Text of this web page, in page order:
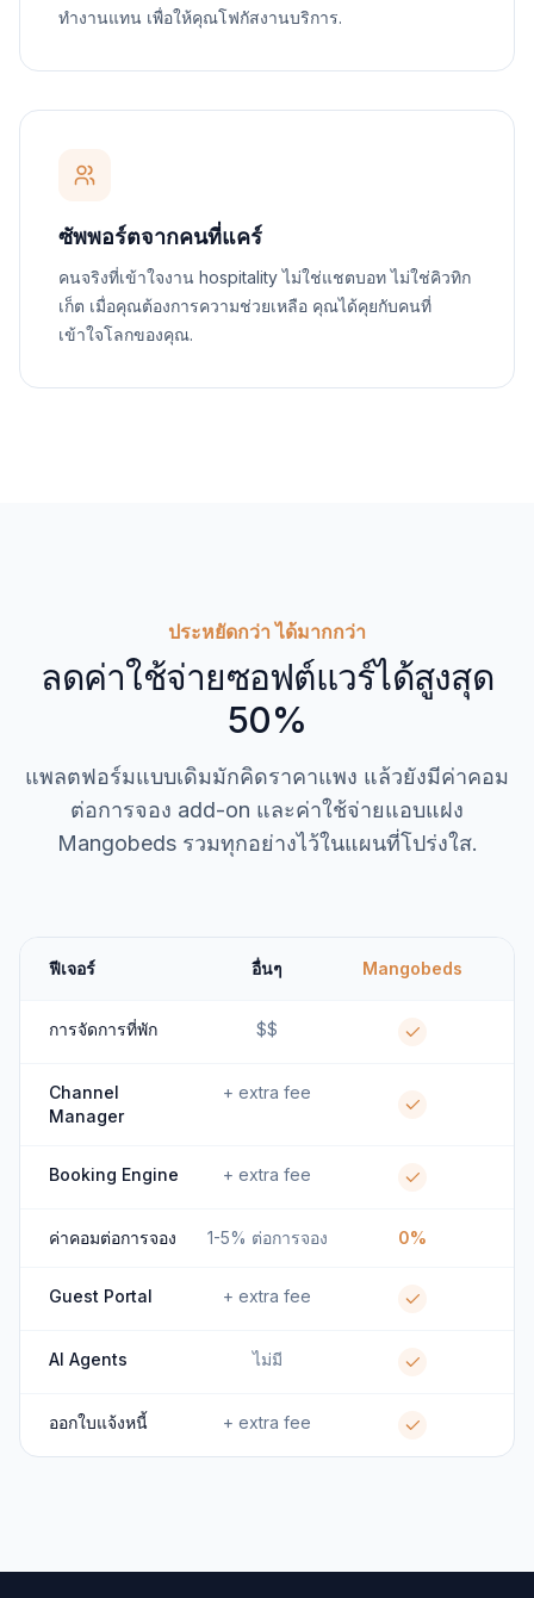
ทำงานแทน เพื่อให้คุณโฟกัสงานบริการ.
ซัพพอร์ตจากคนที่แคร์
คนจริงที่เข้าใจงาน hospitality ไม่ใช่แชตบอท ไม่ใช่คิวทิก
เก็ต เมื่อคุณต้องการความช่วยเหลือ คุณได้คุยกับคนที่
เข้าใจโลกของคุณ.
ประหยัดกว่า ได้มากกว่า
ลดค่าใช้จ่ายซอฟต์แวร์ได้สูงสุด
50%
แพลตฟอร์มแบบเดิมมักคิดราคาแพง แล้วยังมีค่าคอม
ต่อการจอง add-on และค่าใช้จ่ายแอบแฝง
Mangobeds รวมทุกอย่างไว้ในแผนที่โปร่งใส.
ฟีเจอร์ อื่นๆ Mangobeds
การจัดการที่พัก $$
Channel
Manager
+ extra fee
Booking Engine + extra fee
ค่าคอมต่อการจอง 1-5% ต่อการจอง 0%
Guest Portal + extra fee
AI Agents ไม่มี
ออกใบแจ้งหนี้ + extra fee